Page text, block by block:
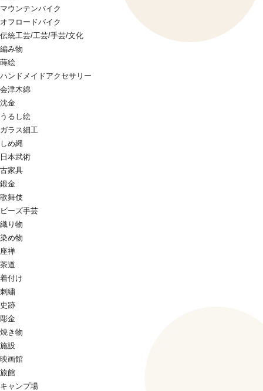
マウンテンバイク
オフロードバイク
伝統工芸/工芸/手芸/文化
編み物
蒔絵
ハンドメイドアクセサリー
会津木綿
沈金
うるし絵
ガラス細工
しめ縄
日本武術
古家具
鍛金
歌舞伎
ビーズ手芸
織り物
染め物
座禅
茶道
着付け
刺繍
史跡
彫金
焼き物
施設
映画館
旅館
キャンプ場